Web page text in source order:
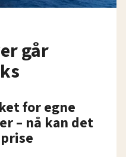
går
for egne
– nå kan det